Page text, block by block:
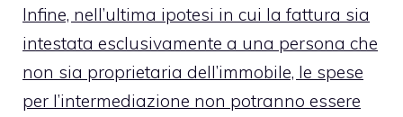
Infine, nell’ultima ipotesi in cui la fattura sia
intestata esclusivamente a una persona che
non sia proprietaria dell’immobile, le spese
per l’intermediazione non potranno essere